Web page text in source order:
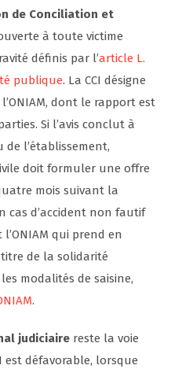
de Conciliation et
à toute victime
définis par l’article L.
publique. La CCI désigne
dont le rapport est
Si l’avis conclut à
l’établissement,
doit formuler une offre
mois suivant la
cas d’accident non fautif
qui prend en
de la solidarité
modalités de saisine,
.
judiciaire reste la voie
est défavorable, lorsque